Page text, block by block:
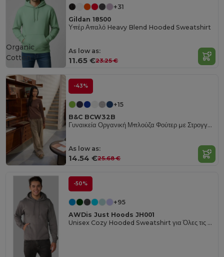
+31
Gildan 18500
Υπέρ Απαλό Heavy Blend Hooded Sweatshirt
As low as:
11.65 €23.25 €
Organic
Cotton
-43%
+15
B&C BCW32B
Γυναικεία Οργανική Μπλούζα Φούτερ με Στρογγυλή Λαιμόκοψη
As low as:
14.54 €25.68 €
-50%
+95
AWDis Just Hoods JH001
Unisex Cozy Hooded Sweatshirt για Όλες τις Εποχές